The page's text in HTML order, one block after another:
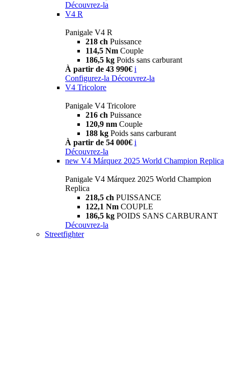
Découvrez-la
V4 R
Panigale V4 R
218 ch Puissance
114,5 Nm Couple
186,5 kg Poids sans carburant
À partir de 43 990€ i
Configurez-la Découvrez-la
V4 Tricolore
Panigale V4 Tricolore
216 ch Puissance
120,9 nm Couple
188 kg Poids sans carburant
À partir de 54 000€ i
Découvrez-la
new V4 Márquez 2025 World Champion Replica
Panigale V4 Márquez 2025 World Champion
Replica
218,5 ch PUISSANCE
122,1 Nm COUPLE
186,5 kg POIDS SANS CARBURANT
Découvrez-la
Streetfighter